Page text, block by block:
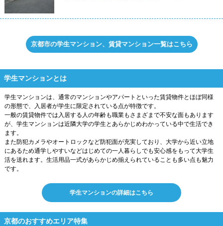
京都市の学生マンション、賃貸マンション一覧はこちら
学生マンションとは
学生マンションは、通常のマンションやアパートといった賃貸物件とほぼ同様
の形態で、入居者が学生に限定されている点が特徴です。
一般の賃貸物件では入居する人の年齢も職業もさまざまで不安な面もあります
が、学生マンションは近隣大学の学生とあらかじめわかっている中で生活でき
ます。
また防犯カメラやオートロックなど防犯面が充実しており、大学から近い立地
にあるため通学しやすいなどはじめての一人暮らしでも安心感をもって大学生
活を送れます。生活用品一式があらかじめ揃えられていることも多い点も魅力
です。
学生マンションの詳細はこちら
京都のおすすめエリア特集